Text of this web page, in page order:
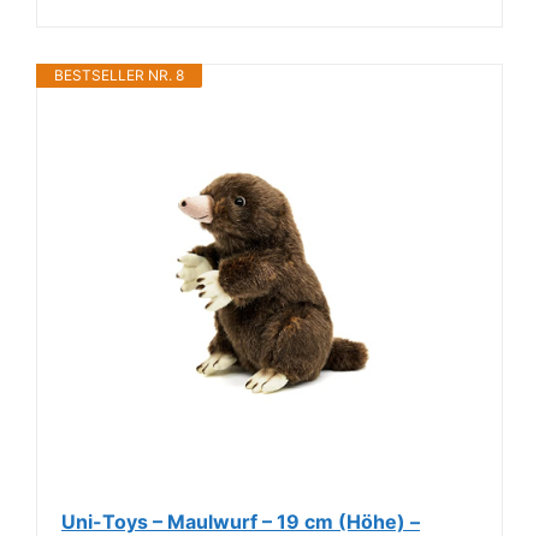
BESTSELLER NR. 8
Uni-Toys – Maulwurf – 19 cm (Höhe) –